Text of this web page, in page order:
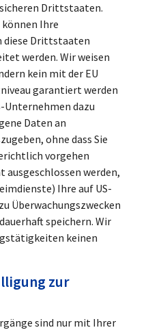
Drittstaaten.
können Ihre
diese Drittstaaten
werden. Wir weisen
kein mit der EU
garantiert werden
Unternehmen dazu
Daten an
ohne dass Sie
vorgehen
ausgeschlossen werden,
Ihre auf US-
Überwachungszwecken
speichern. Wir
keinen
zur
sind nur mit Ihrer